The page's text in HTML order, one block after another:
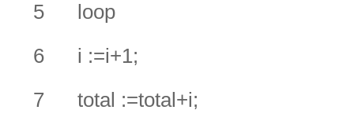
5 loop
6 i :=i+1;
7 total :=total+i;